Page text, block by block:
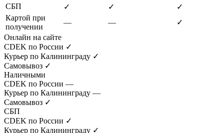
СБП
✓ ✓
✓
Картой при
получении
— —
✓
Онлайн на сайте
CDEK по России ✓
Курьер по Калининграду ✓
Самовывоз ✓
Наличными
CDEK по России —
Курьер по Калининграду —
Самовывоз ✓
СБП
CDEK по России ✓
Курьер по Калининграду ✓